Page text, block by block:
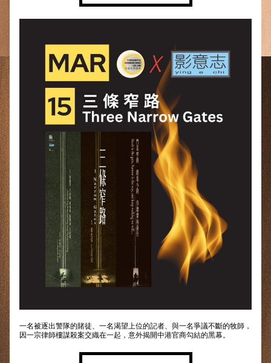
一名被逐出警隊的賭徒、一名渴望上位的記者、與一名爭議不斷的牧師，
因一宗律師樓謀殺案交織在一起，意外揭開中港官商勾結的黑幕。